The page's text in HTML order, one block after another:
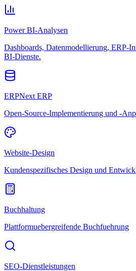
Power BI-Analysen
Dashboards, Datenmodellierung, ERP-
BI-Dienste.
ERPNext ERP
Open-Source-Implementierung und -
Website-Design
Kundenspezifisches Design und
Buchhaltung
Plattformuebergreifende Buchfuehrung
SEO-Dienstleistungen